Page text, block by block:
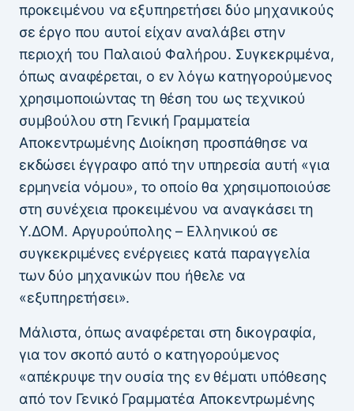
προκειμένου να εξυπηρετήσει δύο μηχανικούς
σε έργο που αυτοί είχαν αναλάβει στην
περιοχή του Παλαιού Φαλήρου. Συγκεκριμένα,
όπως αναφέρεται, ο εν λόγω κατηγορούμενος
χρησιμοποιώντας τη θέση του ως τεχνικού
συμβούλου στη Γενική Γραμματεία
Αποκεντρωμένης Διοίκηση προσπάθησε να
εκδώσει έγγραφο από την υπηρεσία αυτή «για
ερμηνεία νόμου», το οποίο θα χρησιμοποιούσε
στη συνέχεια προκειμένου να αναγκάσει τη
Υ.ΔΟΜ. Αργυρούπολης – Ελληνικού σε
συγκεκριμένες ενέργειες κατά παραγγελία
των δύο μηχανικών που ήθελε να
«εξυπηρετήσει».
Μάλιστα, όπως αναφέρεται στη δικογραφία,
για τον σκοπό αυτό ο κατηγορούμενος
«απέκρυψε την ουσία της εν θέματι υπόθεσης
από τον Γενικό Γραμματέα Αποκεντρωμένης